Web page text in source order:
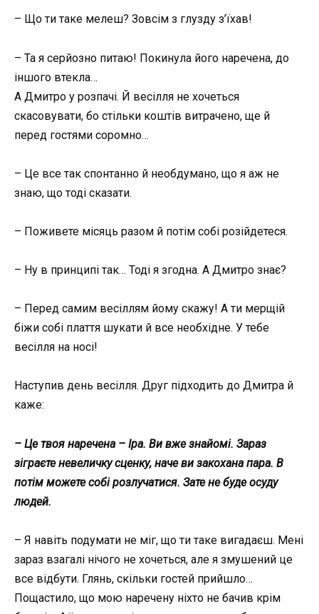
– Що ти таке мелеш? Зовсім з глузду з’їхав!
– Та я серйозно питаю! Покинула його наречена, до
іншого втекла…
А Дмитро у розпачі. Й весілля не хочеться
скасовувати, бо стільки коштів витрачено, ще й
перед гостями соромно…
– Це все так спонтанно й необдумано, що я аж не
знаю, що тоді сказати.
– Поживете місяць разом й потім собі розійдетеся.
– Ну в принципі так… Тоді я згодна. А Дмитро знає?
– Перед самим весіллям йому скажу! А ти мерщій
біжи собі плаття шукати й все необхідне. У тебе
весілля на носі!
Наступив день весілля. Друг підходить до Дмитра й
каже:
– Це твоя наречена – Іра. Ви вже знайомі. Зараз
зіграєте невеличку сценку, наче ви закохана пара. В
потім можете собі розлучатися. Зате не буде осуду
людей.
– Я навіть подумати не міг, що ти таке вигадаєш. Мені
зараз взагалі нічого не хочеться, але я змушений це
все відбути. Глянь, скільки гостей прийшло…
Пощастило, що мою наречену ніхто не бачив крім